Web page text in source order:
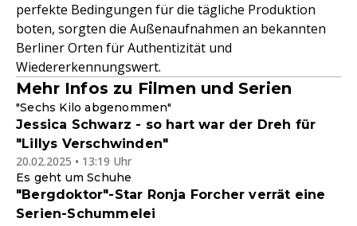
perfekte Bedingungen für die tägliche Produktion
boten, sorgten die Außenaufnahmen an bekannten
Berliner Orten für Authentizität und
Wiedererkennungswert.
Mehr Infos zu Filmen und Serien
"Sechs Kilo abgenommen"
Jessica Schwarz - so hart war der Dreh für
"Lillys Verschwinden"
20.02.2025 • 13:19 Uhr
Es geht um Schuhe
"Bergdoktor"-Star Ronja Forcher verrät eine
Serien-Schummelei